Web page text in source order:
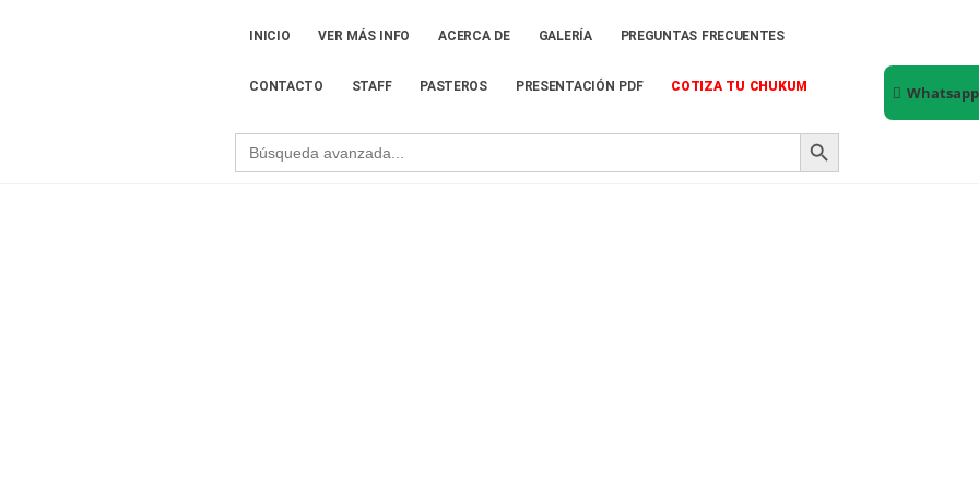
INICIO VER MÁS INFO ACERCA DE GALERÍA PREGUNTAS FRECUENTES
CONTACTO STAFF PASTEROS PRESENTACIÓN PDF COTIZA TU CHUKUM
Search
for:
SEARCH BUTTON
Whatsapp